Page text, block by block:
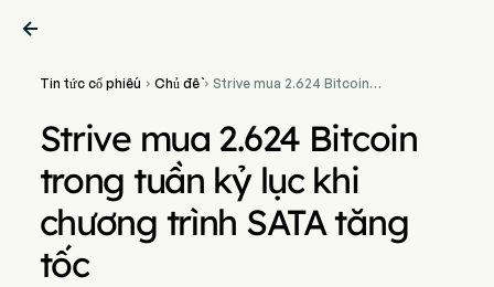

Tin tức cổ phiếu  Chủ đề Strive mua 2.624 Bitcoin
Strive mua 2.624 Bitcoin
trong tuần kỷ lục khi
chương trình SATA tăng
tốc